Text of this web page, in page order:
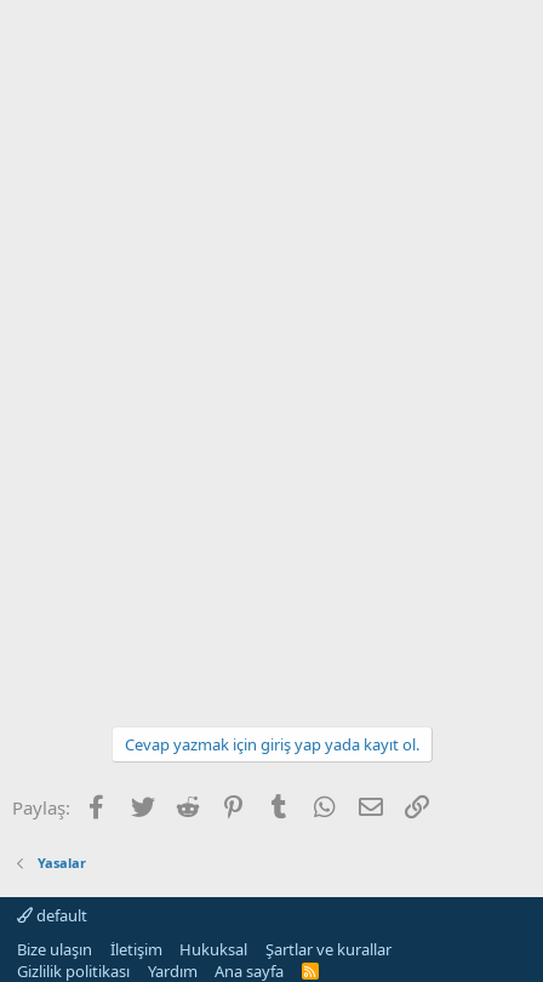
Cevap yazmak için giriş yap yada kayıt ol.
Paylaş: Facebook
Twitter Reddit PinterestTumblr WhatsApp
E-posta
Yasalar
default
Bize ulaşın
İletişim Hukuksal
Şartlar ve kurallar
Gizlilik politikası
Yardım Ana sayfa
R